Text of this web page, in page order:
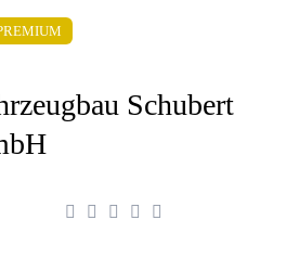
Schubert